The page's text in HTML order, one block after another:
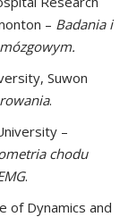
– Badania i
Suwon
.
–
chodu
.
of Dynamics and